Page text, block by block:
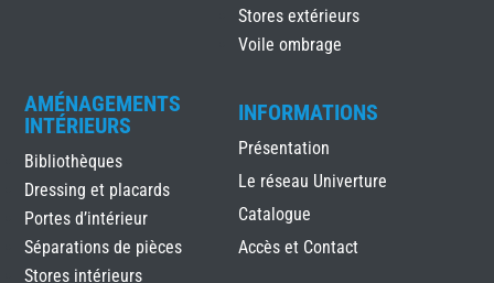
Stores extérieurs
Voile ombrage
AMÉNAGEMENTS
INTÉRIEURS
Bibliothèques
Dressing et placards
Portes d’intérieur
Séparations de pièces
Stores intérieurs
INFORMATIONS
Présentation
Le réseau Univerture
Catalogue
Accès et Contact